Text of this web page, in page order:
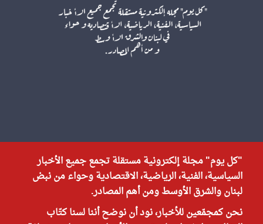
"كل يوم" مجلة إلكترونية مستقلة تجمع جميع الأخبار
السياسية، الفنية، الرياضية، الاقتصادية وحواء من نبض
لبنان والشرق الأوسط ومن أهم المصادر.
نحن كمجمّعين للأخبار، نود أن نوضح أننا لسنا كتّاب